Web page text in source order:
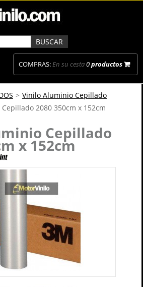
COMPRAS:En su cesta0productos
> Vinilo Aluminio Cepillado
2080 350cm x 152cm
Cepillado
x 152cm